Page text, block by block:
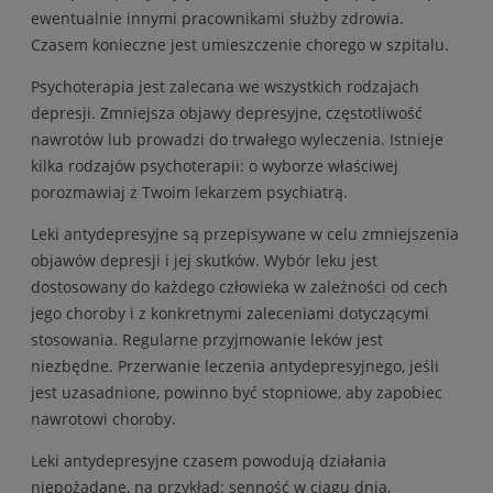
ewentualnie innymi pracownikami służby zdrowia.
Czasem konieczne jest umieszczenie chorego w szpitalu.
Psychoterapia jest zalecana we wszystkich rodzajach
depresji. Zmniejsza objawy depresyjne, częstotliwość
nawrotów lub prowadzi do trwałego wyleczenia. Istnieje
kilka rodzajów psychoterapii: o wyborze właściwej
porozmawiaj z Twoim lekarzem psychiatrą.
Leki antydepresyjne są przepisywane w celu zmniejszenia
objawów depresji i jej skutków. Wybór leku jest
dostosowany do każdego człowieka w zależności od cech
jego choroby i z konkretnymi zaleceniami dotyczącymi
stosowania. Regularne przyjmowanie leków jest
niezbędne. Przerwanie leczenia antydepresyjnego, jeśli
jest uzasadnione, powinno być stopniowe, aby zapobiec
nawrotowi choroby.
Leki antydepresyjne czasem powodują działania
niepożądane, na przykład: senność w ciągu dnia,